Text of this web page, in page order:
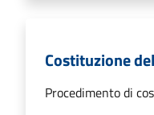
Costituzione
Procedimento di